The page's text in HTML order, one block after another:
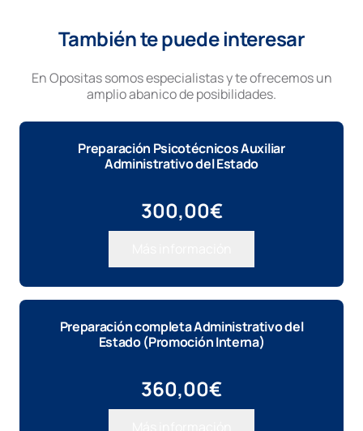
También te puede interesar
En Opositas somos especialistas y te ofrecemos un
amplio abanico de posibilidades.
Preparación Psicotécnicos Auxiliar
Administrativo del Estado
300,00€
Preparación completa Administrativo del
Estado (Promoción Interna)
360,00€